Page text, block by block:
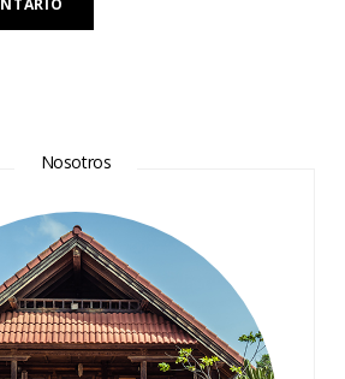
Nosotros